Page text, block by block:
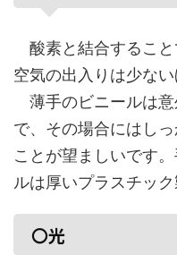
酸素と結合すること
空気の出入りは少ない
薄手のビニールは
で、その場合にはし
ことが望ましいです
ルは厚いプラスチッ
〇光